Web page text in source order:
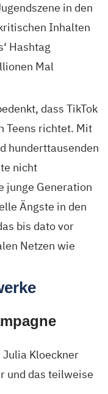
in den
Inhalten
Hashtag
Mal
dass TikTok
Teens richtet. Mit
hunderttausenden
nicht
junge Generation
Ängste in den
bis dato vor
Netzen wie
Kloeckner
und das teilweise